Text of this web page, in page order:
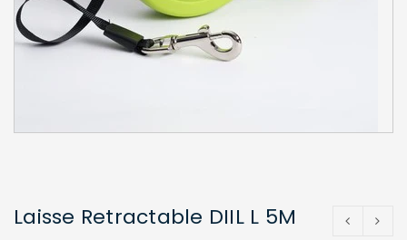
Laisse Retractable DIIL L 5M